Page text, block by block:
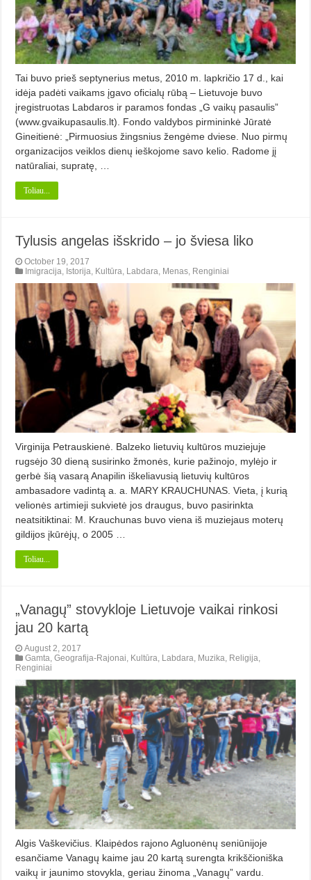
Tai buvo prieš septynerius metus, 2010 m. lapkričio 17 d., kai
idėja padėti vaikams įgavo oficialų rūbą – Lietuvoje buvo
įregistruotas Labdaros ir paramos fondas „G vaikų pasaulis”
(www.gvaikupasaulis.lt). Fondo valdybos pirmininkė Jūratė
Gineitienė: „Pirmuosius žingsnius žengėme dviese. Nuo pirmų
organizacijos veiklos dienų ieškojome savo kelio. Radome jį
natūraliai, supratę, …
Toliau...
Tylusis angelas išskrido – jo šviesa liko
October 19, 2017
Imigracija, Istorija, Kultūra, Labdara, Menas, Renginiai
Virginija Petrauskienė. Balzeko lietuvių kultūros muziejuje
rugsėjo 30 dieną susirinko žmonės, kurie pažinojo, mylėjo ir
gerbė šią vasarą Anapilin iškeliavusią lietuvių kultūros
ambasadore vadintą a. a. MARY KRAUCHUNAS. Vieta, į kurią
velionės artimieji sukvietė jos draugus, buvo pasirinkta
neatsitiktinai: M. Krauchunas buvo viena iš muziejaus moterų
gildijos įkūrėjų, o 2005 …
Toliau...
„Vanagų” stovykloje Lietuvoje vaikai rinkosi
jau 20 kartą
August 2, 2017
Gamta,Geografija-Rajonai, Kultūra, Labdara, Muzika, Religija,
Renginiai
Algis Vaškevičius. Klaipėdos rajono Agluonėnų seniūnijoje
esančiame Vanagų kaime jau 20 kartą surengta krikščioniška
vaikų ir jaunimo stovykla, geriau žinoma „Vanagų” vardu.